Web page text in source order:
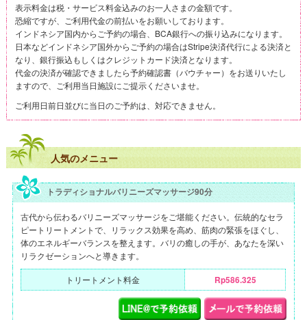
表示料金は税・サービス料金込みのお一人さまの金額です。
恐縮ですが、ご利用代金の前払いをお願いしております。
インドネシア国内からご予約の場合、BCA銀行への振り込みになります。
日本などインドネシア国外からご予約の場合はStripe決済代行による決済と
なり、銀行振込もしくはクレジットカード決済となります。
代金の決済が確認できましたら予約確認書（バウチャー）をお送りいたし
ますので、ご利用当日施設にご提示くださいませ。
ご利用日前日並びに当日のご予約は、対応できません。
人気のメニュー
トラディショナルバリニーズマッサージ90分
古代から伝わるバリニーズマッサージをご堪能ください。伝統的なセラ
ピートリートメントで、リラックス効果を高め、筋肉の緊張をほぐし、
体のエネルギーバランスを整えます。バリの癒しの手が、あなたを深い
リラクゼーションへと導きます。
トリートメント料金 Rp586.325